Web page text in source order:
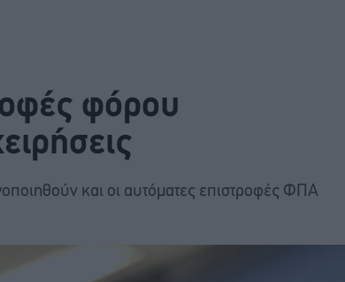
φόρου
και οι αυτόματες επιστροφές ΦΠΑ